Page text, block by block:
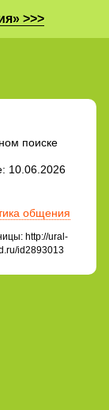
>>>
поиске
10.06.2026
общения
http://ural-
id2893013